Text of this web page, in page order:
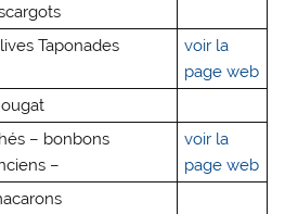
Taponades
voir la
page web
– bonbons
–
voir la
page web